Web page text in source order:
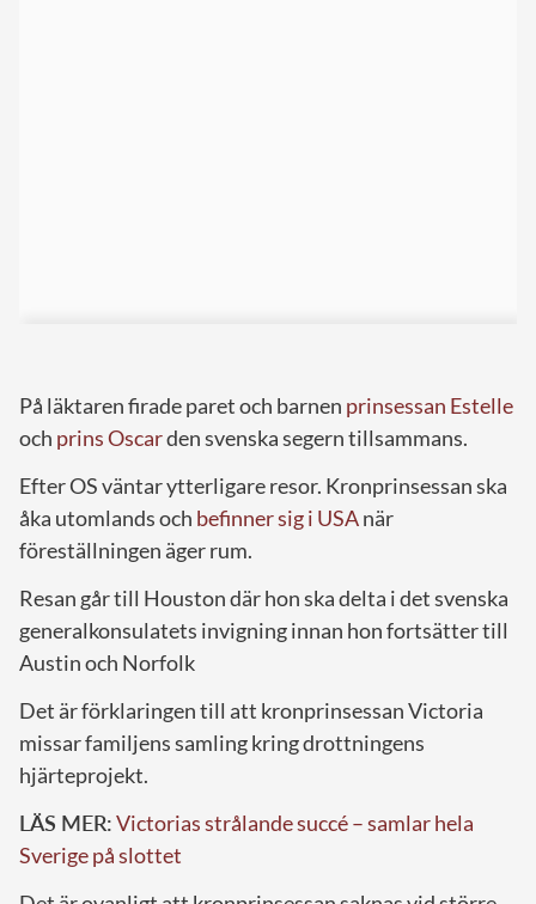
På läktaren firade paret och barnen prinsessan Estelle
och prins Oscarden svenska segern tillsammans.
Efter OS väntar ytterligare resor. Kronprinsessan ska
åka utomlands och befinner sig i USAnär
föreställningen äger rum.
Resan går till Houston där hon ska delta i det svenska
generalkonsulatets invigning innan hon fortsätter till
Austin och Norfolk
Det är förklaringen till att kronprinsessan Victoria
missar familjens samling kring drottningens
hjärteprojekt.
LÄS MER:Victorias strålande succé – samlar hela
Sverige på slottet